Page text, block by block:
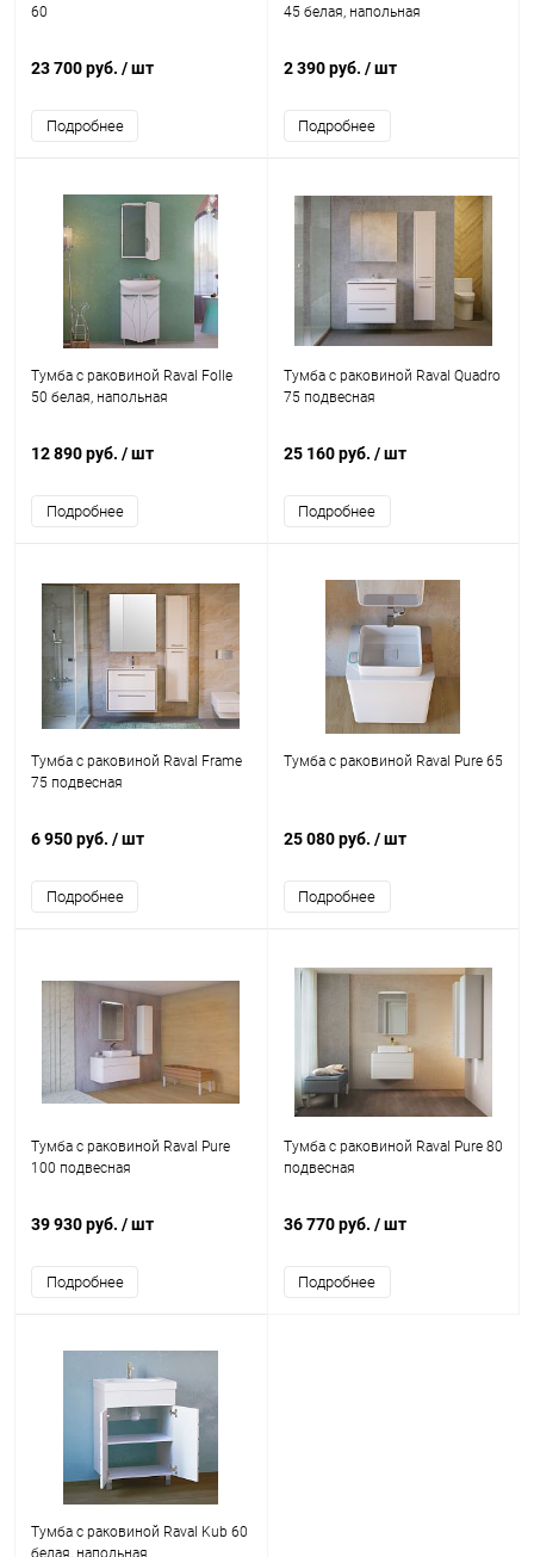
60
23 700 руб. / шт
Подробнее
45 белая, напольная
2 390 руб. / шт
Подробнее
Тумба с раковиной Raval Folle
50 белая, напольная
12 890 руб. / шт
Подробнее
Тумба с раковиной Raval Quadro
75 подвесная
25 160 руб. / шт
Подробнее
Тумба с раковиной Raval Frame
75 подвесная
6 950 руб. / шт
Подробнее
Тумба с раковиной Raval Pure 65
25 080 руб. / шт
Подробнее
Тумба с раковиной Raval Pure
100 подвесная
39 930 руб. / шт
Подробнее
Тумба с раковиной Raval Pure 80
подвесная
36 770 руб. / шт
Подробнее
Тумба с раковиной Raval Kub 60
белая, напольная